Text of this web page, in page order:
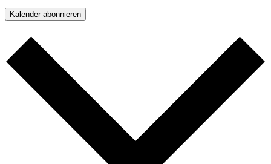
Kalender abonnieren